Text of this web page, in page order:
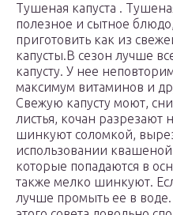
Тушеная капуста .
полезное и сытное
приготовить как из
капусты.В сезон лучше
капусту. У нее
максимум витаминов и
Свежую капусту моют,
листья, кочан разрезают
шинкуют соломкой,
использовании
которые попадаются в
также мелко шинкуют.
лучше промыть ее в